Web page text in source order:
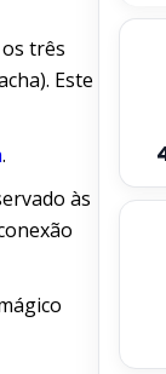
três
Este
.
às